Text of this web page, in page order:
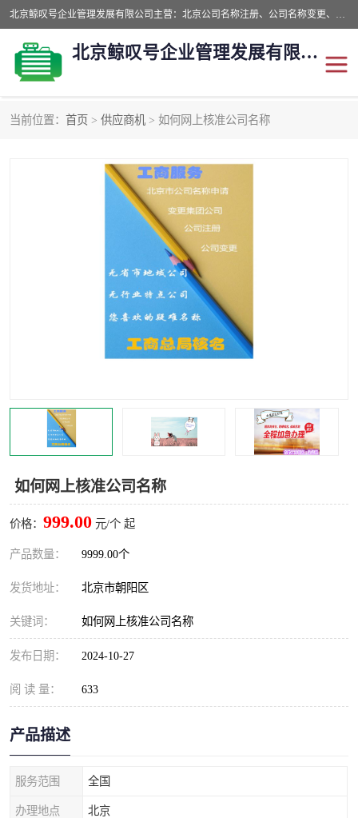
北京鲸叹号企业管理发展有限公司主营：北京公司名称注册、公司名称变更、公司名称去掉省市地域、国字头公司注册、中字头公司注册、总局核名注册等业务，全国统一热线电话：*。北京鲸叹号企业管理发展有限公司在职员工51人，我们有zui好的产品和技术团队，我们为客户提供较好的产品，良好的技术支持，健全的售后服务。
北京鲸叹号企业管理发展有限公司
当前位置： 首页 > 供应商机 > 如何网上核准公司名称
如何网上核准公司名称
价格： 999.00 元/个 起
产品数量： 9999.00个
发货地址： 北京市朝阳区
关键词： 如何网上核准公司名称
发布日期： 2024-10-27
阅 读 量： 633
产品描述
服务范围 全国
办理地点 北京
营业执照
公司转让